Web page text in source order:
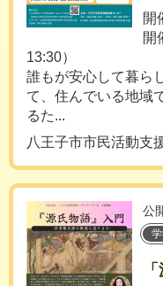
開
開
13:30）
誰もが安心して暮ら
て、住んでいる地域
るた...
八王子市市民活動支
公